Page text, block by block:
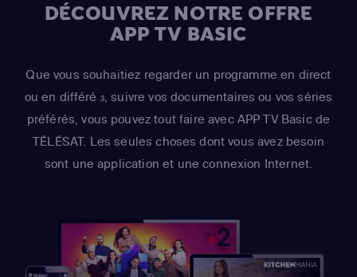
DÉCOUVREZ NOTRE OFFRE
APP TV BASIC
Que vous souhaitiez regarder un programme en direct
ou en différé 3, suivre vos documentaires ou vos séries
préférés, vous pouvez tout faire avec APP TV Basic de
TÉLÉSAT. Les seules choses dont vous avez besoin
sont une application et une connexion Internet.